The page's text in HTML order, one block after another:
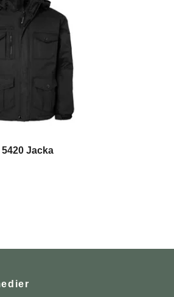
5420 Jacka